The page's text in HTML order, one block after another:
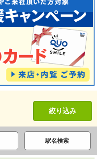
絞り込み
駅名検索